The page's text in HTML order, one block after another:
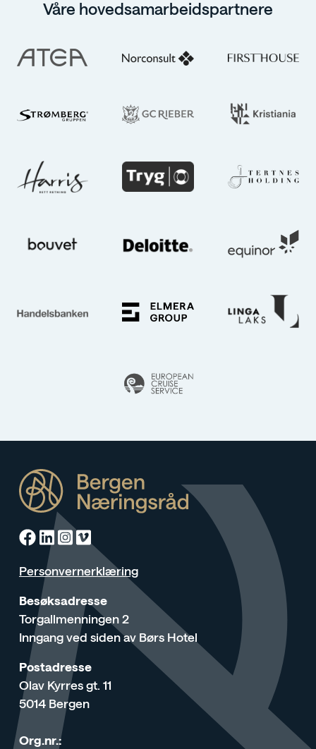
Våre hovedsamarbeidspartnere
Facebook
Linkedin
Instagram
Vimeo
Personvernerklæring
Besøksadresse
Torgallmenningen 2
Inngang ved siden av Børs Hotel
Postadresse
Olav Kyrres gt. 11
5014 Bergen
Org.nr.: